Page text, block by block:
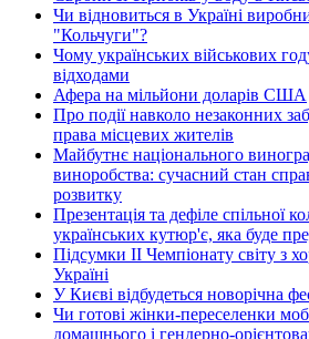
Чи відновиться в Україні
"Кольчуги"?
Чому українських військових
відходами
Афера на мільйони доларів США
Про події навколо незаконних
права місцевих жителів
Майбутнє національного
виноробства: сучасний стан
розвитку
Презентація та дефіле спільної
українських кутюр'є, яка буде
Підсумки ІІ Чемпіонату світу з
Україні
У Києві відбудеться новорічна
Чи готові жінки-переселенки
домашнього і гендерно-